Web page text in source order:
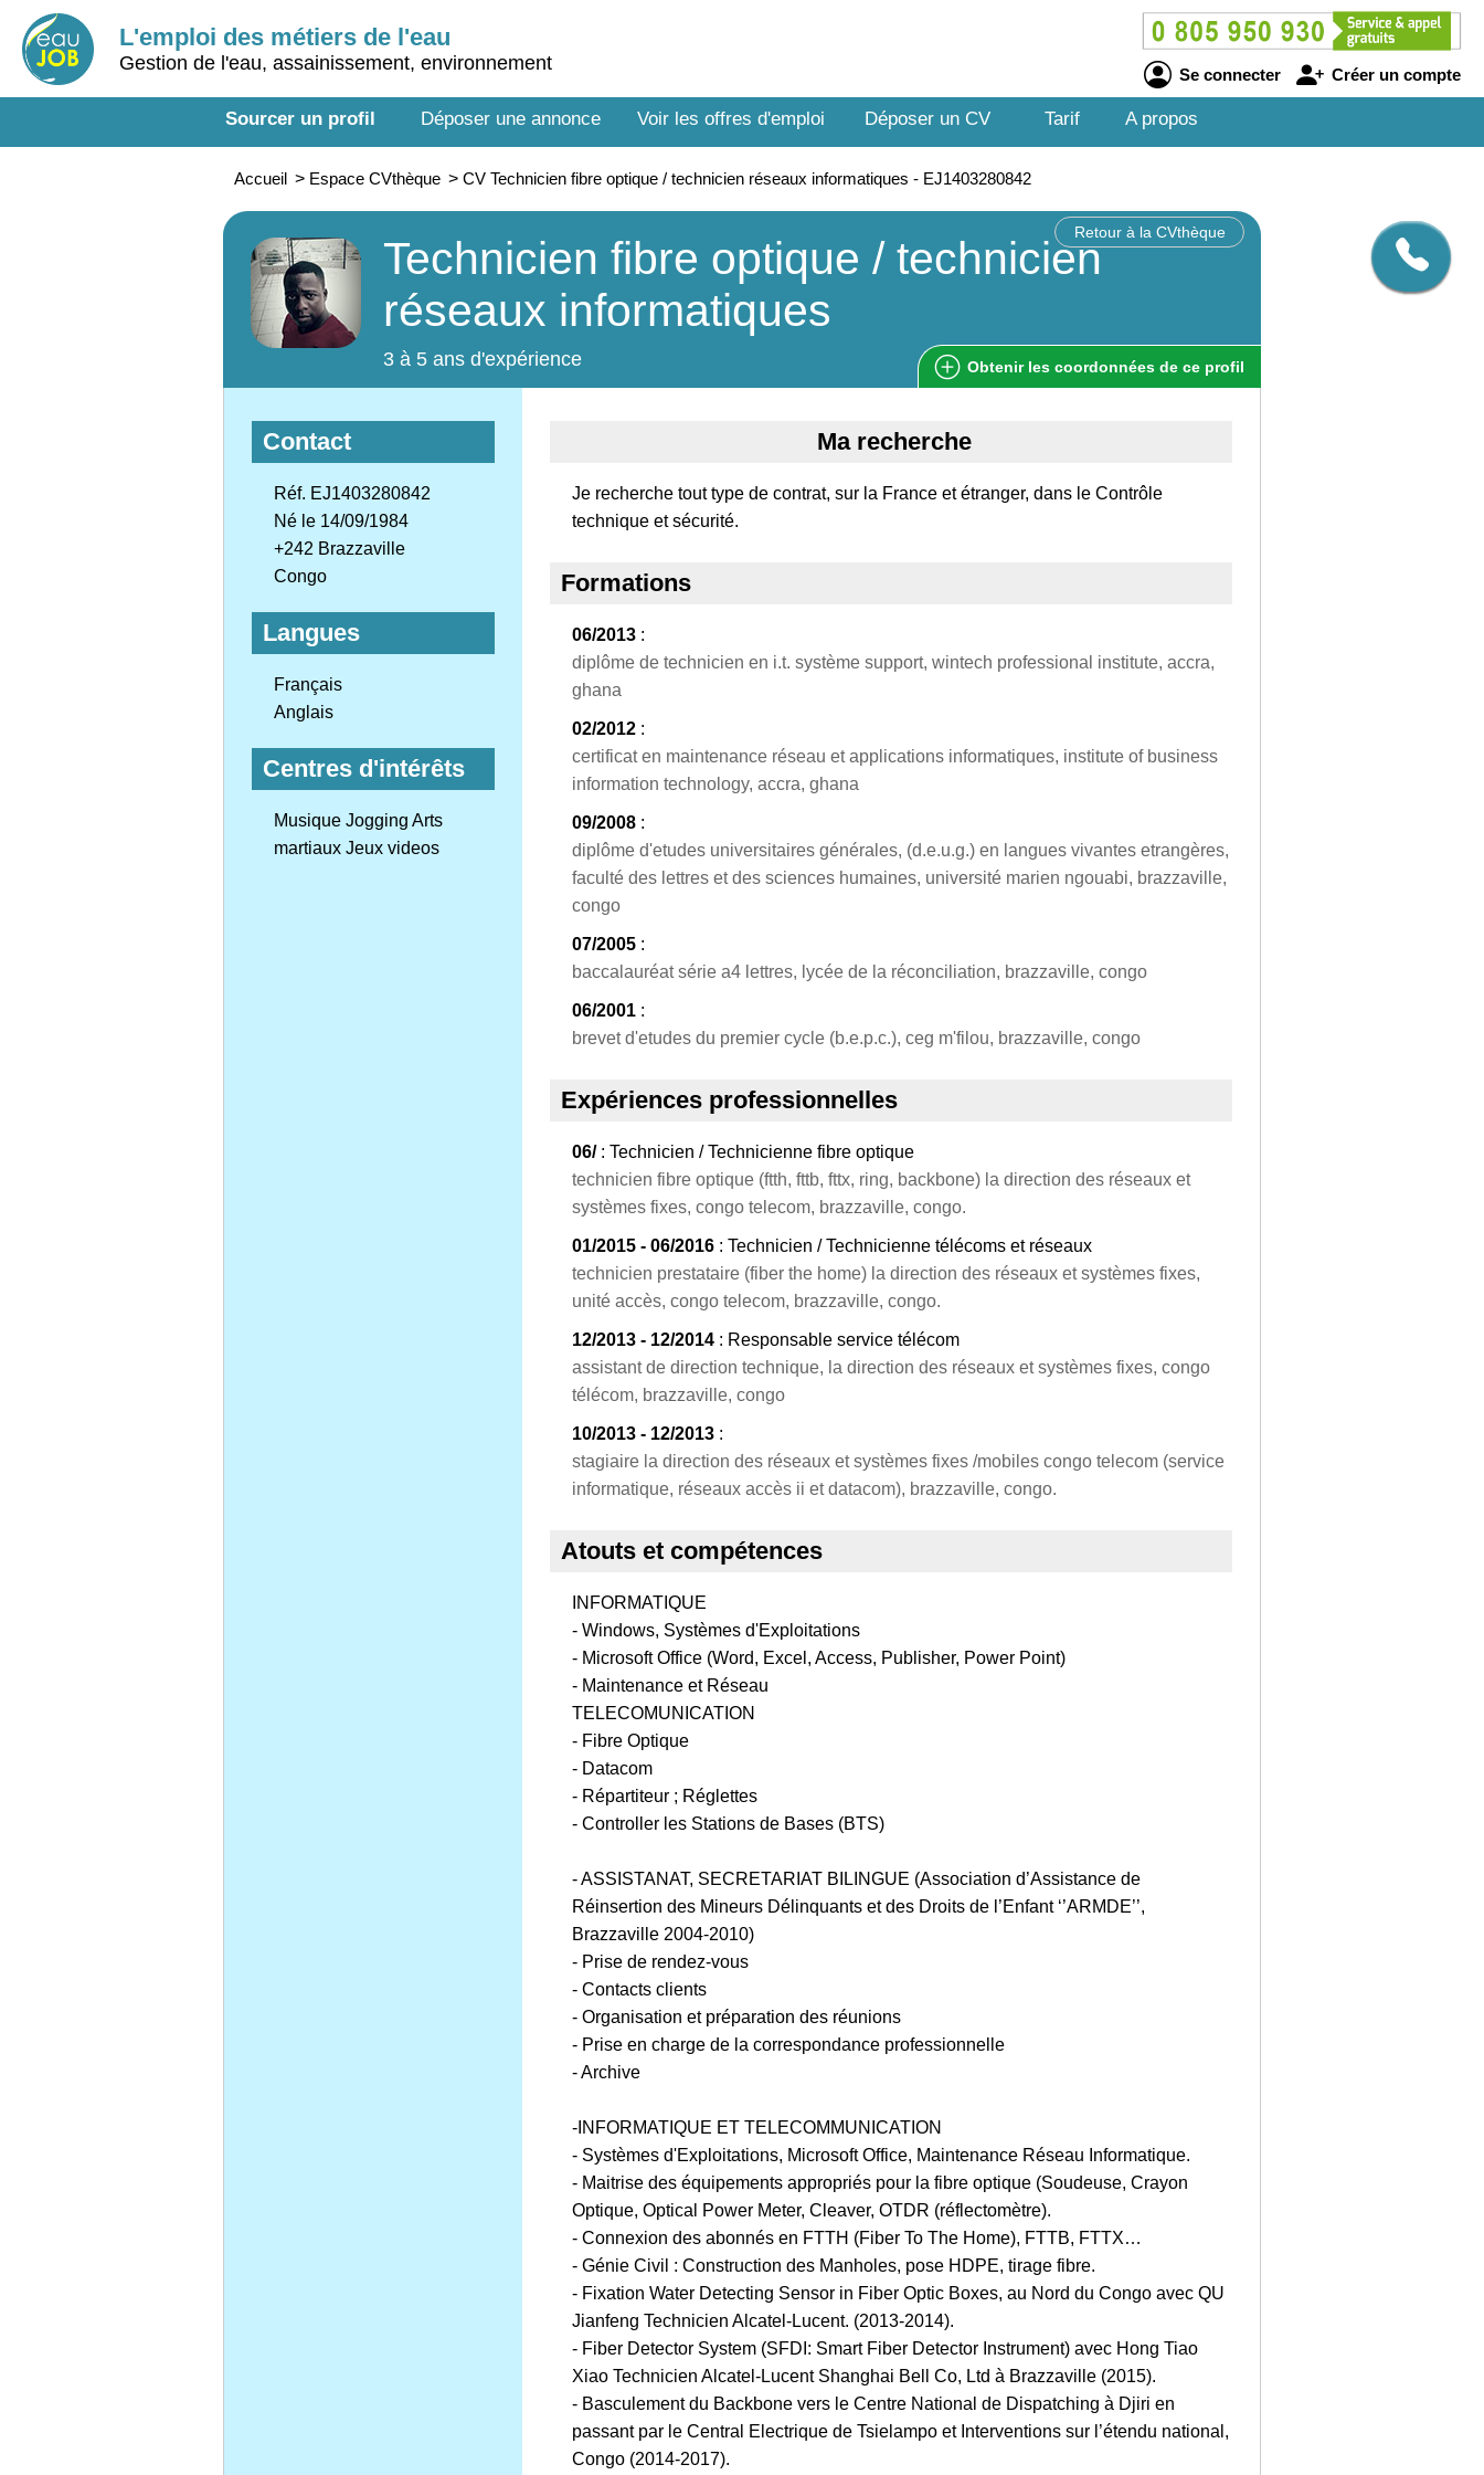
L'emploi des métiers de l'eau
Gestion de l'eau, assainissement, environnement
Se connecter Créer un compte
Sourcer un profil Déposer une annonce Voir les offres d'emploi Déposer un CV Tarif A propos
Accueil > Espace CVthèque > CV Technicien fibre optique / technicien réseaux informatiques - EJ1403280842
Retour à la CVthèque
Technicien fibre optique / technicien
réseaux informatiques
3 à 5 ans d'expérience Obtenir les coordonnées de ce profil
Contact
Réf. EJ1403280842
Né le 14/09/1984
+242 Brazzaville
Congo
Langues
Français
Anglais
Centres d'intérêts
Musique Jogging Arts
martiaux Jeux videos
Ma recherche
Je recherche tout type de contrat, sur la France et étranger, dans le Contrôle
technique et sécurité.
Formations
06/2013 :
diplôme de technicien en i.t. système support, wintech professional institute, accra,
ghana
02/2012 :
certificat en maintenance réseau et applications informatiques, institute of business
information technology, accra, ghana
09/2008 :
diplôme d'etudes universitaires générales, (d.e.u.g.) en langues vivantes etrangères,
faculté des lettres et des sciences humaines, université marien ngouabi, brazzaville,
congo
07/2005 :
baccalauréat série a4 lettres, lycée de la réconciliation, brazzaville, congo
06/2001 :
brevet d'etudes du premier cycle (b.e.p.c.), ceg m'filou, brazzaville, congo
Expériences professionnelles
06/: Technicien / Technicienne fibre optique
technicien fibre optique (ftth, fttb, fttx, ring, backbone) la direction des réseaux et
systèmes fixes, congo telecom, brazzaville, congo.
01/2015 - 06/2016 : Technicien / Technicienne télécoms et réseaux
technicien prestataire (fiber the home) la direction des réseaux et systèmes fixes,
unité accès, congo telecom, brazzaville, congo.
12/2013 - 12/2014 : Responsable service télécom
assistant de direction technique, la direction des réseaux et systèmes fixes, congo
télécom, brazzaville, congo
10/2013 - 12/2013 :
stagiaire la direction des réseaux et systèmes fixes /mobiles congo telecom (service
informatique, réseaux accès ii et datacom), brazzaville, congo.
Atouts et compétences
INFORMATIQUE
- Windows, Systèmes d'Exploitations
- Microsoft Office (Word, Excel, Access, Publisher, Power Point)
- Maintenance et Réseau
TELECOMUNICATION
- Fibre Optique
- Datacom
- Répartiteur ; Réglettes
- Controller les Stations de Bases (BTS)
- ASSISTANAT, SECRETARIAT BILINGUE (Association d’Assistance de
Réinsertion des Mineurs Délinquants et des Droits de l’Enfant ‘’ARMDE’’,
Brazzaville 2004-2010)
- Prise de rendez-vous
- Contacts clients
- Organisation et préparation des réunions
- Prise en charge de la correspondance professionnelle
- Archive
-INFORMATIQUE ET TELECOMMUNICATION
- Systèmes d'Exploitations, Microsoft Office, Maintenance Réseau Informatique.
- Maitrise des équipements appropriés pour la fibre optique (Soudeuse, Crayon
Optique, Optical Power Meter, Cleaver, OTDR (réflectomètre).
- Connexion des abonnés en FTTH (Fiber To The Home), FTTB, FTTX…
- Génie Civil : Construction des Manholes, pose HDPE, tirage fibre.
- Fixation Water Detecting Sensor in Fiber Optic Boxes, au Nord du Congo avec QU
Jianfeng Technicien Alcatel-Lucent. (2013-2014).
- Fiber Detector System (SFDI: Smart Fiber Detector Instrument) avec Hong Tiao
Xiao Technicien Alcatel-Lucent Shanghai Bell Co, Ltd à Brazzaville (2015).
- Basculement du Backbone vers le Centre National de Dispatching à Djiri en
passant par le Central Electrique de Tsielampo et Interventions sur l’étendu national,
Congo (2014-2017).